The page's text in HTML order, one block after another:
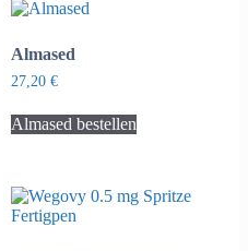
Almased
27,20€
Almased bestellen